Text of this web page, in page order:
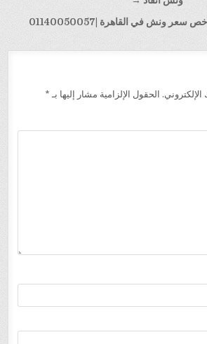
ونش في القاهرة |01140050057
الحقول الإلزامية مشار إليها بـ *